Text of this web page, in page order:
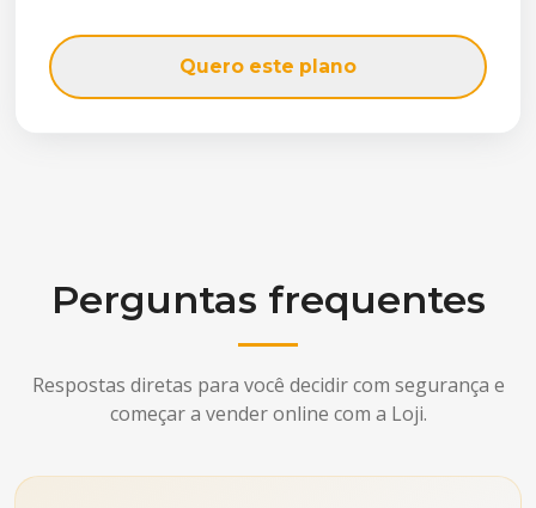
Quero este plano
Perguntas frequentes
Respostas diretas para você decidir com segurança e
começar a vender online com a Loji.